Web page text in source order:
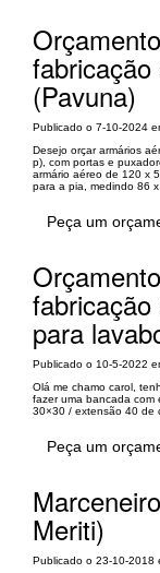
(Pavuna)
Publicado o 7-10-2024
Desejo orçar armários
p), com portas e
armário aéreo de 120 x
para a pia, medindo 86 x
Peça um
para
Publicado o 10-5-2022
Olá me chamo carol,
fazer uma bancada com
30×30 / extensão 40 de
Peça um
Meriti)
Publicado o 23-10-2018